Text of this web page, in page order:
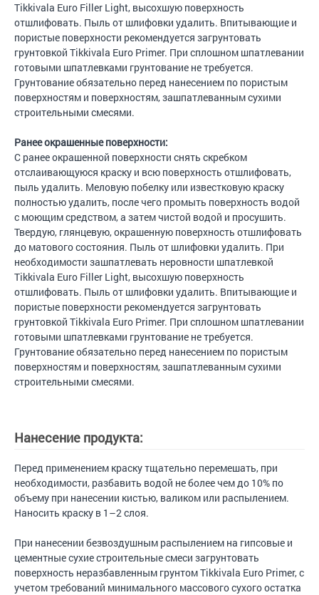
Tikkivala Euro Filler Light, высохшую поверхность
отшлифовать. Пыль от шлифовки удалить. Впитывающие и
пористые поверхности рекомендуется загрунтовать
грунтовкой Tikkivala Euro Primer. При сплошном шпатлевании
готовыми шпатлевками грунтование не требуется.
Грунтование обязательно перед нанесением по пористым
поверхностям и поверхностям, зашпатлеванным сухими
строительными смесями.
Ранее окрашенные поверхности:
С ранее окрашенной поверхности снять скребком
отслаивающуюся краску и всю поверхность отшлифовать,
пыль удалить. Меловую побелку или известковую краску
полностью удалить, после чего промыть поверхность водой
с моющим средством, а затем чистой водой и просушить.
Твердую, глянцевую, окрашенную поверхность отшлифовать
до матового состояния. Пыль от шлифовки удалить. При
необходимости зашпатлевать неровности шпатлевкой
Tikkivala Euro Filler Light, высохшую поверхность
отшлифовать. Пыль от шлифовки удалить. Впитывающие и
пористые поверхности рекомендуется загрунтовать
грунтовкой Tikkivala Euro Primer. При сплошном шпатлевании
готовыми шпатлевками грунтование не требуется.
Грунтование обязательно перед нанесением по пористым
поверхностям и поверхностям, зашпатлеванным сухими
строительными смесями.
Нанесение продукта:
Перед применением краску тщательно перемешать, при
необходимости, разбавить водой не более чем до 10% по
объему при нанесении кистью, валиком или распылением.
Наносить краску в 1–2 слоя.
При нанесении безвоздушным распылением на гипсовые и
цементные сухие строительные смеси загрунтовать
поверхность неразбавленным грунтом Tikkivala Euro Primer, с
учетом требований минимального массового сухого остатка